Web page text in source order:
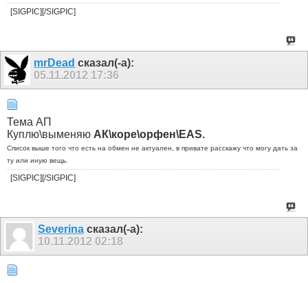
[SIGPIC][/SIGPIC]
mrDead сказал(-а):
05.11.2012 17:36
Тема АП
Куплю\выменяю АК\коре\орфен\ЕАS.
Список выше того что есть на обмен не актуален, в привате расскажу что могу дать за
ту или иную вещь.
[SIGPIC][/SIGPIC]
Severina сказал(-а):
10.11.2012 02:18